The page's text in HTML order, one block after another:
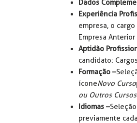
Dados
Experiência
empresa, o
Empresa
Aptidão
candidato:
Formação –
íconeNovo Curso
ou Outros Cursos
Idiomas –
previamente